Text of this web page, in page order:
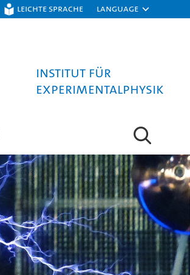
Leichte Sprache Language
Institut für
Experimentalphysik